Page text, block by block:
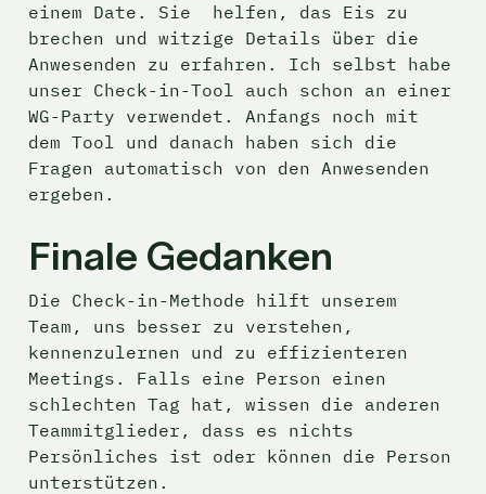
einem Date. Sie  helfen, das Eis zu
brechen und witzige Details über die
Anwesenden zu erfahren. Ich selbst habe
unser Check-in-Tool auch schon an einer
WG-Party verwendet. Anfangs noch mit
dem Tool und danach haben sich die
Fragen automatisch von den Anwesenden
ergeben.
Finale Gedanken
Die Check-in-Methode hilft unserem
Team, uns besser zu verstehen,
kennenzulernen und zu effizienteren
Meetings. Falls eine Person einen
schlechten Tag hat, wissen die anderen
Teammitglieder, dass es nichts
Persönliches ist oder können die Person
unterstützen.